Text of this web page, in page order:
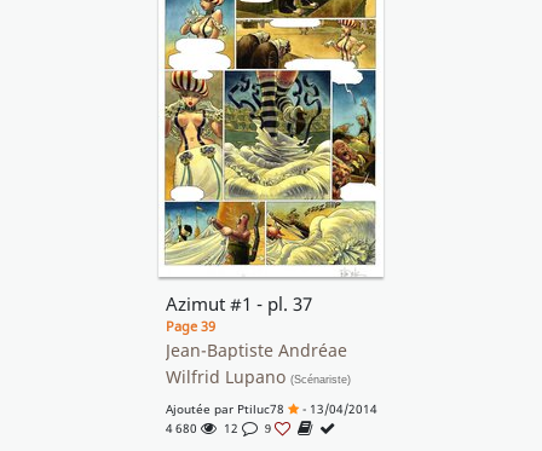
Azimut #1 - pl. 37
Page 39
Jean-Baptiste Andréae
Wilfrid Lupano (Scénariste)
Ajoutée par Ptiluc78
- 13/04/2014
4 680
12 9